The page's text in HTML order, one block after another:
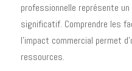
professionnelle représente
significatif. Comprendre les
l'impact commercial permet
ressources.